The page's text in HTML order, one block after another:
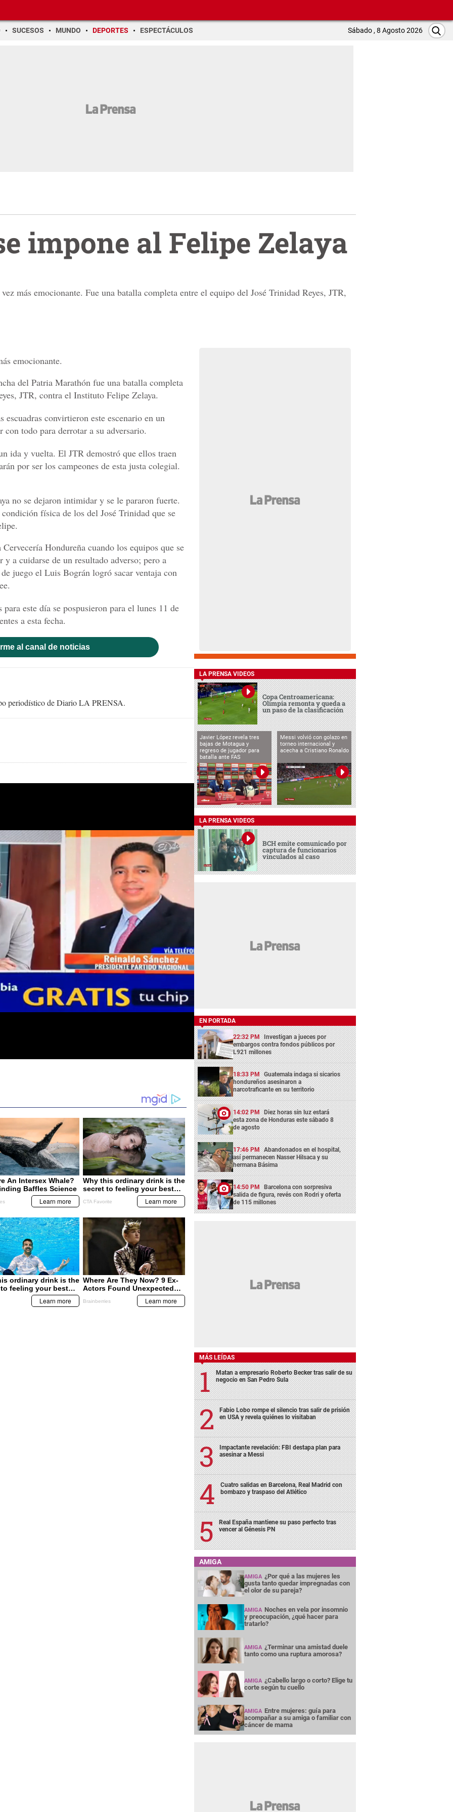
SUCESOS MUNDO DEPORTES ESPECTÁCULOS Sábado , 8 Agosto 2026
impone al Felipe Zelaya
más emocionante. Fue una batalla completa entre el equipo del José Trinidad Reyes, JTR,
emocionante.
del Patria Marathón fue una batalla completa
JTR, contra el Instituto Felipe Zelaya.
convirtieron este escenario en un
todo para derrotar a su adversario.
ida y vuelta. El JTR demostró que ellos traen
por ser los campeones de esta justa colegial.
no se dejaron intimidar y se le pararon fuerte.
física de los del José Trinidad que se
Hondureña cuando los equipos que se
a cuidarse de un resultado adverso; pero a
juego el Luis Bográn logró sacar ventaja con
este día se pospusieron para el lunes 11 de
a esta fecha.
al canal de noticias
periodístico de Diario LA PRENSA.
LA PRENSA VIDEOS
Copa Centroamericana:
Olimpia remonta y queda a
un paso de la clasificación
Javier López revela tres
bajas de Motagua y
regreso de jugador para
batalla ante FAS
Messi volvió con golazo en
torneo internacional y
acecha a Cristiano Ronaldo
LA PRENSA VIDEOS
BCH emite comunicado por
captura de funcionarios
vinculados al caso
EN PORTADA
22:32 PM Investigan a jueces por
embargos contra fondos públicos por
L921 millones
18:33 PM Guatemala indaga si sicarios
hondureños asesinaron a
narcotraficante en su territorio
14:02 PM Diez horas sin luz estará
esta zona de Honduras este sábado 8
de agosto
17:46 PM Abandonados en el hospital,
así permanecen Nasser Hilsaca y su
hermana Básima
14:50 PM Barcelona con sorpresiva
salida de figura, revés con Rodri y oferta
de 115 millones
MÁS LEÍDAS
Matan a empresario Roberto Becker tras salir de su
negocio en San Pedro Sula
Fabio Lobo rompe el silencio tras salir de prisión
en USA y revela quiénes lo visitaban
Impactante revelación: FBI destapa plan para
asesinar a Messi
Cuatro salidas en Barcelona, Real Madrid con
bombazo y traspaso del Atlético
Real España mantiene su paso perfecto tras
vencer al Génesis PN
AMIGA
AMIGA ¿Por qué a las mujeres les
gusta tanto quedar impregnadas con
el olor de su pareja?
AMIGA Noches en vela por insomnio
y preocupación, ¿qué hacer para
tratarlo?
AMIGA ¿Terminar una amistad duele
tanto como una ruptura amorosa?
AMIGA ¿Cabello largo o corto? Elige tu
corte según tu cuello
AMIGA Entre mujeres: guía para
acompañar a su amiga o familiar con
cáncer de mama